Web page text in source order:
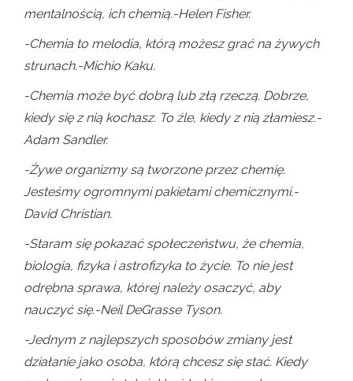
mentalnością, ich chemią.-Helen Fisher.
-Chemia to melodia, którą możesz grać na żywych
strunach.-Michio Kaku.
-Chemia może być dobrą lub złą rzeczą. Dobrze,
kiedy się z nią kochasz. To źle, kiedy z nią złamiesz.-
Adam Sandler.
-Żywe organizmy są tworzone przez chemię.
Jesteśmy ogromnymi pakietami chemicznymi.-
David Christian.
-Staram się pokazać społeczeństwu, że chemia,
biologia, fizyka i astrofizyka to życie. To nie jest
odrębna sprawa, której należy osaczyć, aby
nauczyć się.-Neil DeGrasse Tyson.
-Jednym z najlepszych sposobów zmiany jest
działanie jako osoba, którą chcesz się stać. Kiedy